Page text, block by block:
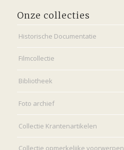
Onze collecties
Historische Documentatie
Filmcollectie
Bibliotheek
Foto archief
Collectie Krantenartikelen